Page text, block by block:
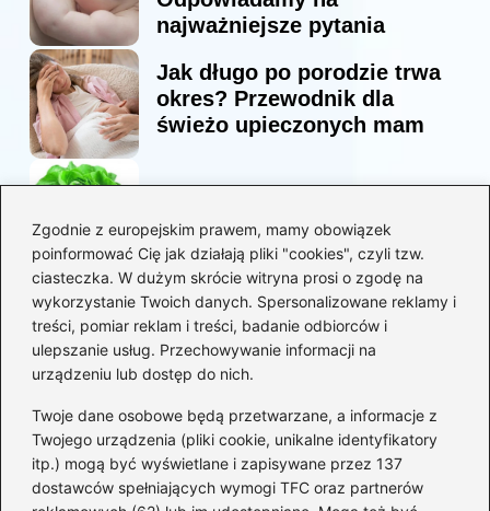
Zgodnie z europejskim prawem, mamy obowiązek
poinformować Cię jak działają pliki "cookies", czyli tzw.
ciasteczka. W dużym skrócie witryna prosi o zgodę na
wykorzystanie Twoich danych. Spersonalizowane reklamy i
treści, pomiar reklam i treści, badanie odbiorców i
ulepszanie usług. Przechowywanie informacji na
urządzeniu lub dostęp do nich.
Twoje dane osobowe będą przetwarzane, a informacje z
Twojego urządzenia (pliki cookie, unikalne identyfikatory
itp.) mogą być wyświetlane i zapisywane przez 137
dostawców spełniających wymogi TFC oraz partnerów
najważniejsze pytania
Jak długo po porodzie trwa
okres? Przewodnik dla
świeżo upieczonych mam
mam karmiących piersią
Jaką biblia dla dzieci
wybrać, aby wzbudzić ich
zainteresowanie?
Kategorie
Ciąża(130)
Dziecko(267)